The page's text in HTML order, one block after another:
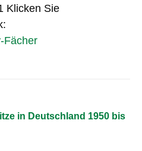
Klicken Sie
Fächer
in Deutschland 1950 bis